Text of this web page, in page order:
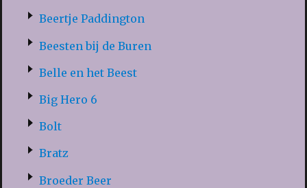
Beertje Paddington
Beesten bij de Buren
Belle en het Beest
Big Hero 6
Bolt
Bratz
Broeder Beer